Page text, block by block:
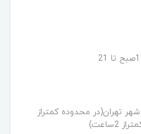
تهران(در محدوده کمتراز